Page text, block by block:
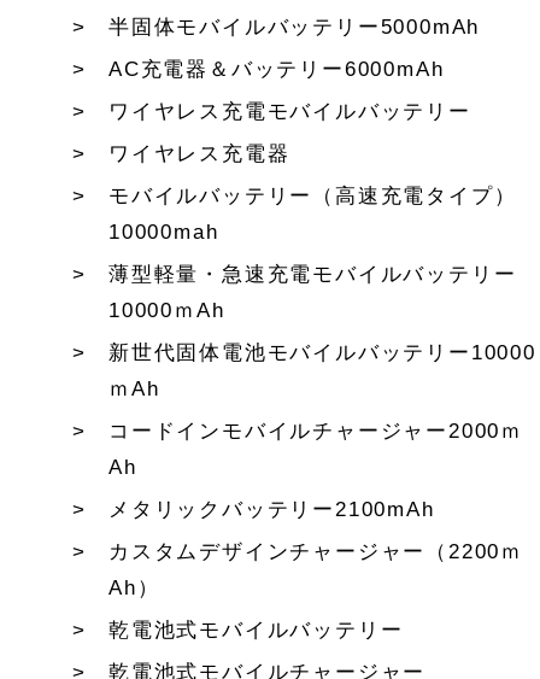
半固体モバイルバッテリー5000mAh
AC充電器＆バッテリー6000mAh
ワイヤレス充電モバイルバッテリー
ワイヤレス充電器
モバイルバッテリー（高速充電タイプ）
10000mah
薄型軽量・急速充電モバイルバッテリー
10000ｍAh
新世代固体電池モバイルバッテリー10000
ｍAh
コードインモバイルチャージャー2000ｍ
Ah
メタリックバッテリー2100mAh
カスタムデザインチャージャー（2200ｍ
Ah）
乾電池式モバイルバッテリー
乾電池式モバイルチャージャー